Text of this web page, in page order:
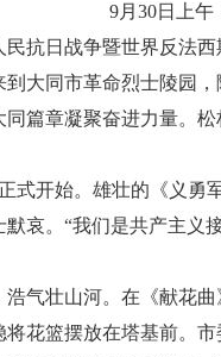
9月30日上
民抗日战争暨世界反法
到大同市革命烈士陵园
同篇章凝聚奋进力量。
式开始。雄壮的《义勇
默哀。“我们是共产主
浩气壮山河。在《献花
将花篮摆放在塔基前。